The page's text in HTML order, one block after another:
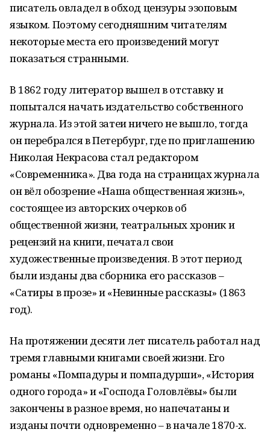
писатель овладел в обход цензуры эзоповым
языком. Поэтому сегодняшним читателям
некоторые места его произведений могут
показаться странными.
В 1862 году литератор вышел в отставку и
попытался начать издательство собственного
журнала. Из этой затеи ничего не вышло, тогда
он перебрался в Петербург, где по приглашению
Николая Некрасова стал редактором
«Современника». Два года на страницах журнала
он вёл обозрение «Наша общественная жизнь»,
состоящее из авторских очерков об
общественной жизни, театральных хроник и
рецензий на книги, печатал свои
художественные произведения. В этот период
были изданы два сборника его рассказов –
«Сатиры в прозе» и «Невинные рассказы» (1863
год).
На протяжении десяти лет писатель работал над
тремя главными книгами своей жизни. Его
романы «Помпадуры и помпадурши», «История
одного города» и «Господа Головлёвы» были
закончены в разное время, но напечатаны и
изданы почти одновременно – в начале 1870-х.